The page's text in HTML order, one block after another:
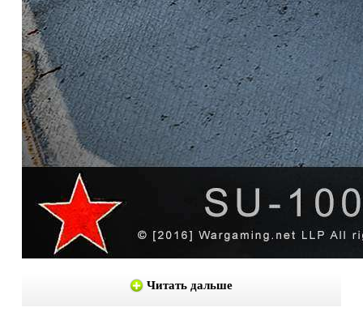
Читать дальше